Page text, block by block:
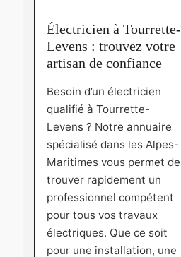
Électricien à Tourrette-
Levens : trouvez votre
artisan de confiance
Besoin d’un électricien
qualifié à Tourrette-
Levens ? Notre annuaire
spécialisé dans les Alpes-
Maritimes vous permet de
trouver rapidement un
professionnel compétent
pour tous vos travaux
électriques. Que ce soit
pour une installation, une